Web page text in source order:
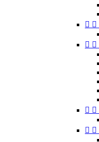
 
 
 
 